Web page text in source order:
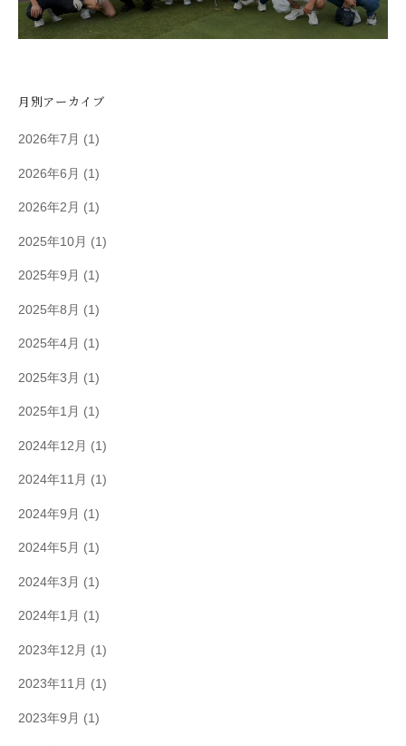
月別アーカイブ
2026年7月 (1)
2026年6月 (1)
2026年2月 (1)
2025年10月 (1)
2025年9月 (1)
2025年8月 (1)
2025年4月 (1)
2025年3月 (1)
2025年1月 (1)
2024年12月 (1)
2024年11月 (1)
2024年9月 (1)
2024年5月 (1)
2024年3月 (1)
2024年1月 (1)
2023年12月 (1)
2023年11月 (1)
2023年9月 (1)